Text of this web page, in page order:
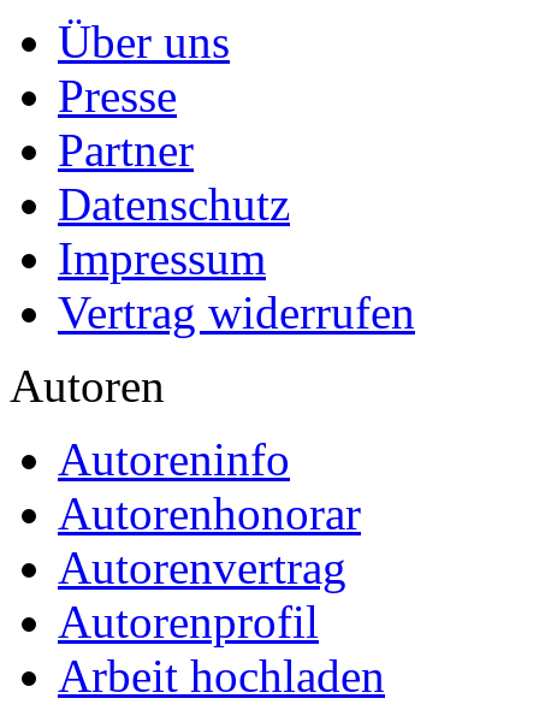
Über uns
Presse
Partner
Datenschutz
Impressum
Vertrag widerrufen
Autoren
Autoreninfo
Autorenhonorar
Autorenvertrag
Autorenprofil
Arbeit hochladen